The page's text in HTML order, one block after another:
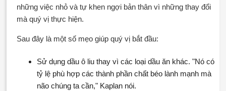
những việc nhỏ và tự khen ngợi bản thân vì những thay đổi
mà quý vị thực hiện.
Sau đây là một số mẹo giúp quý vị bắt đầu:
Sử dụng dầu ô liu thay vì các loại dầu ăn khác. "Nó có
tỷ lệ phù hợp các thành phần chất béo lành mạnh mà
não chúng ta cần," Kaplan nói.